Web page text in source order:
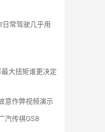
常驾驶几乎用
大扭矩谁更决定
意作弊视频演示
汽传祺GS8